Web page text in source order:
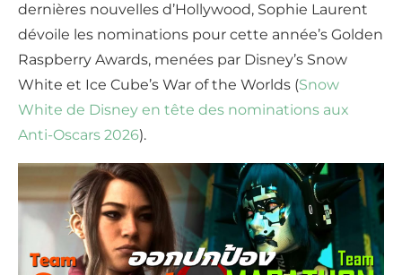
dernières nouvelles d’Hollywood, Sophie Laurent
dévoile les nominations pour cette année’s Golden
Raspberry Awards, menées par Disney’s Snow
White et Ice Cube’s War of the Worlds (Snow
White de Disney en tête des nominations aux
Anti-Oscars 2026).